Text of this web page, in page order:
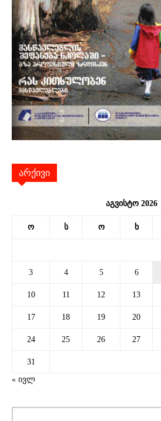
არქივი
აგვისტო 2026
ო ს ო ხ
3 4 5 6
10 11 12 13
17 18 19 20
24 25 26 27
31
« ივლ